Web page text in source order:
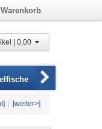
Warenkorb
| 0,00
[weiter>]